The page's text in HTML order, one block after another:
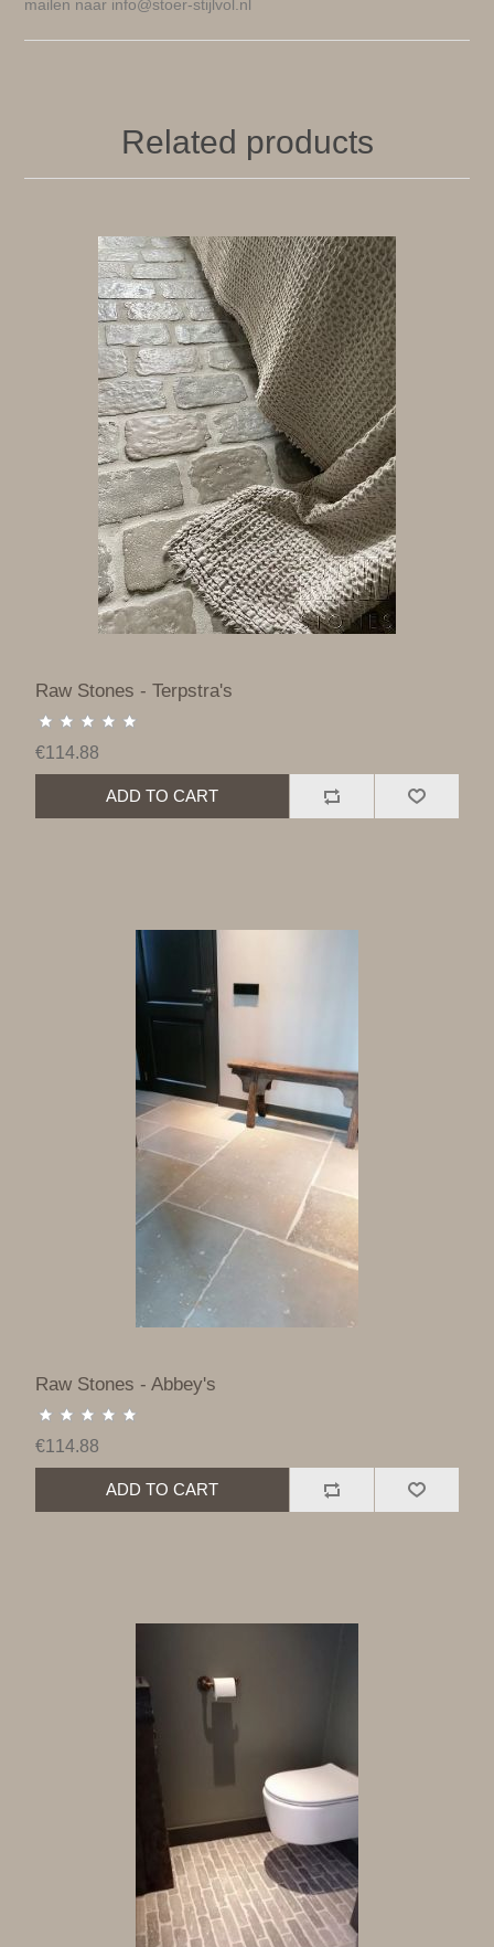
mailen naar info@stoer-stijlvol.nl
Related products
Raw Stones - Terpstra's
€114.88
ADD TO CART
Raw Stones - Abbey's
€114.88
ADD TO CART